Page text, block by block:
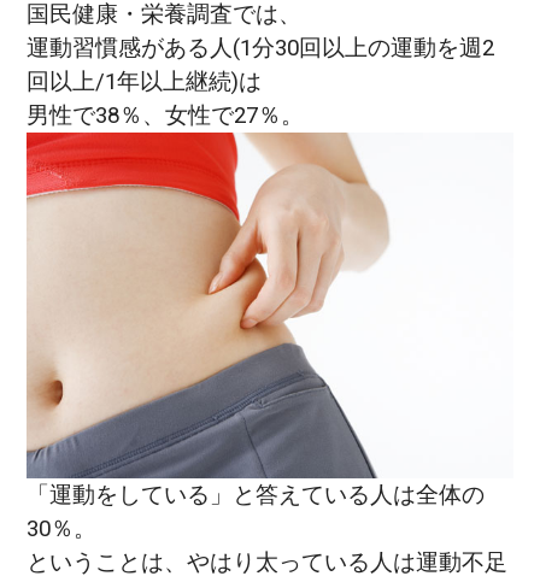
国民健康・栄養調査では、
運動習慣感がある人(1分30回以上の運動を週2
回以上/1年以上継続)は
男性で38％、女性で27％。
「運動をしている」と答えている人は全体の
30％。
ということは、やはり太っている人は運動不足